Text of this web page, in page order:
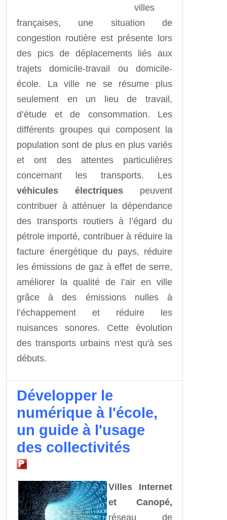
villes
françaises, une situation de
congestion routière est présente lors
des pics de déplacements liés aux
trajets domicile-travail ou domicile-
école. La ville ne se résume plus
seulement en un lieu de travail,
d’étude et de consommation. Les
différents groupes qui composent la
population sont de plus en plus variés
et ont des attentes particulières
concernant les transports. Les
véhicules électriques peuvent
contribuer à atténuer la dépendance
des transports routiers à l’égard du
pétrole importé, contribuer à réduire la
facture énergétique du pays, réduire
les émissions de gaz à effet de serre,
améliorer la qualité de l’air en ville
grâce à des émissions nulles à
l’échappement et réduire les
nuisances sonores. Cette évolution
des transports urbains n'est qu'à ses
débuts.
Développer le
numérique à l'école,
un guide à l'usage
des collectivités
Villes Internet
et Canopé,
réseau de